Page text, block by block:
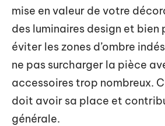
mise en valeur de votre
des luminaires design et bien
éviter les zones d’ombre
ne pas surcharger la pièce
accessoires trop nombreux.
doit avoir sa place et
générale.